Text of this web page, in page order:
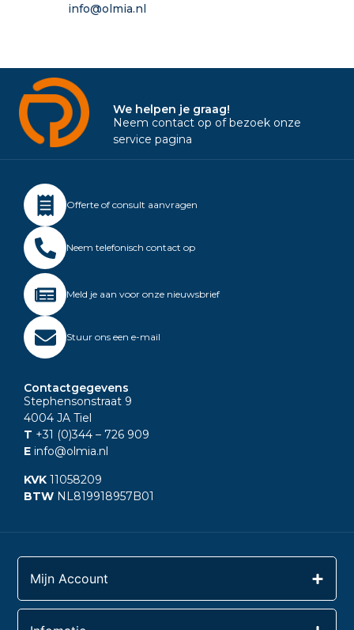
info@olmia.nl
We helpen je graag!
Neem contact op of bezoek onze
service pagina
Offerte of consult aanvragen
Neem telefonisch contact op
Meld je aan voor onze nieuwsbrief
Stuur ons een e-mail
Contactgegevens
Stephensonstraat 9
4004 JA Tiel
T +31 (0)344 – 726 909
E info@olmia.nl
KVK 11058209
BTW NL819918957B01
Mijn Account